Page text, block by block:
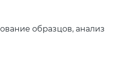
образцов, анализ